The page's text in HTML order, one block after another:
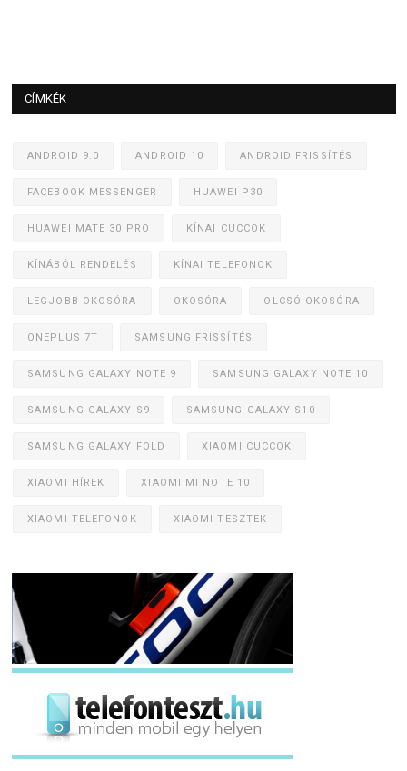
CÍMKÉK
ANDROID 9.0 ANDROID 10 ANDROID FRISSÍTÉS
FACEBOOK MESSENGER HUAWEI P30
HUAWEI MATE 30 PRO KÍNAI CUCCOK
KÍNÁBÓL RENDELÉS KÍNAI TELEFONOK
LEGJOBB OKOSÓRA OKOSÓRA OLCSÓ OKOSÓRA
ONEPLUS 7T SAMSUNG FRISSÍTÉS
SAMSUNG GALAXY NOTE 9 SAMSUNG GALAXY NOTE 10
SAMSUNG GALAXY S9 SAMSUNG GALAXY S10
SAMSUNG GALAXY FOLD XIAOMI CUCCOK
XIAOMI HÍREK XIAOMI MI NOTE 10
XIAOMI TELEFONOK XIAOMI TESZTEK